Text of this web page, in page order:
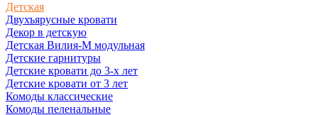
Детская
Двухъярусные кровати
Декор в детскую
Детская Вилия-М модульная
Детские гарнитуры
Детские кровати до 3-х лет
Детские кровати от 3 лет
Комоды классические
Комоды пеленальные